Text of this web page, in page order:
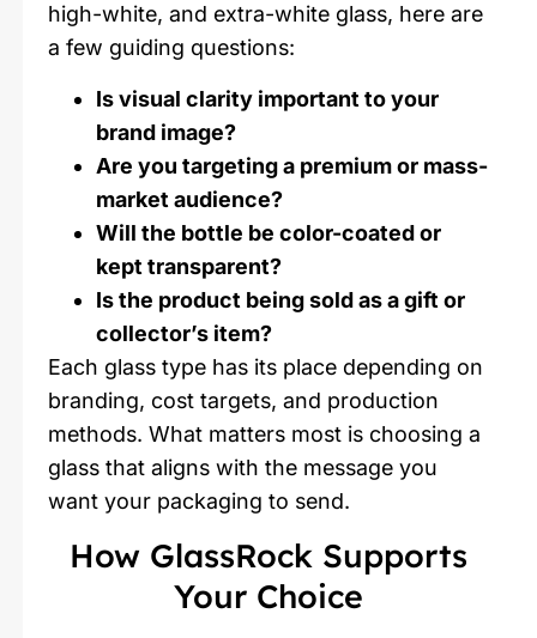
high-white, and extra-white glass, here are
a few guiding questions:
Is visual clarity important to your
brand image?
Are you targeting a premium or mass-
market audience?
Will the bottle be color-coated or
kept transparent?
Is the product being sold as a gift or
collector’s item?
Each glass type has its place depending on
branding, cost targets, and production
methods. What matters most is choosing a
glass that aligns with the message you
want your packaging to send.
How GlassRock Supports
Your Choice